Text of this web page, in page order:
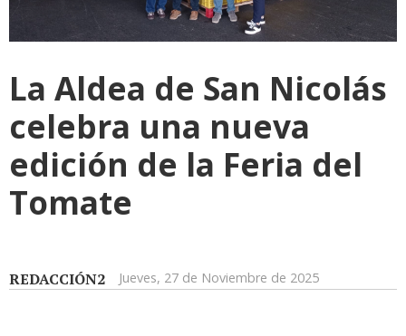
La Aldea de San Nicolás
celebra una nueva
edición de la Feria del
Tomate
REDACCIÓN2 Jueves, 27 de Noviembre de 2025